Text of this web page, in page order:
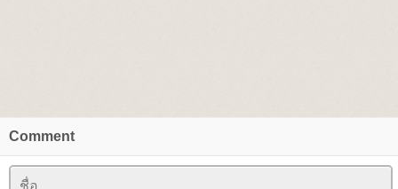
Comment